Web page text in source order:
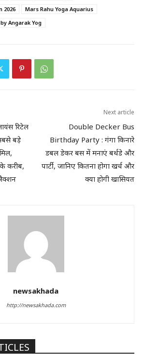
2026
Mars Rahu Yoga Aquarius
Angarak Yog
रिटेल
बड़े
के करीब,
Next article
Double Decker Bus
Birthday Party : गंगा किनारे
डबल डेकर बस में मनाएं बर्थडे और
पार्टी, जानिए कितना होगा खर्च और
क्या होगी खासियत
newsakhada
http://newsakhada.com